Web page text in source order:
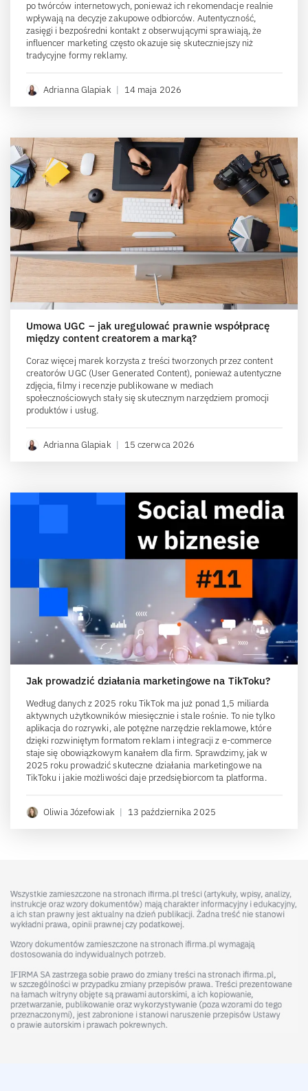
po twórców internetowych, ponieważ ich rekomendacje realnie
wpływają na decyzje zakupowe odbiorców. Autentyczność,
zasięgi i bezpośredni kontakt z obserwującymi sprawiają, że
influencer marketing często okazuje się skuteczniejszy niż
tradycyjne formy reklamy.
Adrianna Glapiak | 14 maja 2026
Umowa UGC – jak uregulować prawnie współpracę
między content creatorem a marką?
Coraz więcej marek korzysta z treści tworzonych przez content
creatorów UGC (User Generated Content), ponieważ autentyczne
zdjęcia, filmy i recenzje publikowane w mediach
społecznościowych stały się skutecznym narzędziem promocji
produktów i usług.
Adrianna Glapiak | 15 czerwca 2026
Jak prowadzić działania marketingowe na TikToku?
Według danych z 2025 roku TikTok ma już ponad 1,5 miliarda
aktywnych użytkowników miesięcznie i stale rośnie. To nie tylko
aplikacja do rozrywki, ale potężne narzędzie reklamowe, które
dzięki rozwiniętym formatom reklam i integracji z e-commerce
staje się obowiązkowym kanałem dla firm. Sprawdzimy, jak w
2025 roku prowadzić skuteczne działania marketingowe na
TikToku i jakie możliwości daje przedsiębiorcom ta platforma.
Oliwia Józefowiak | 13 października 2025